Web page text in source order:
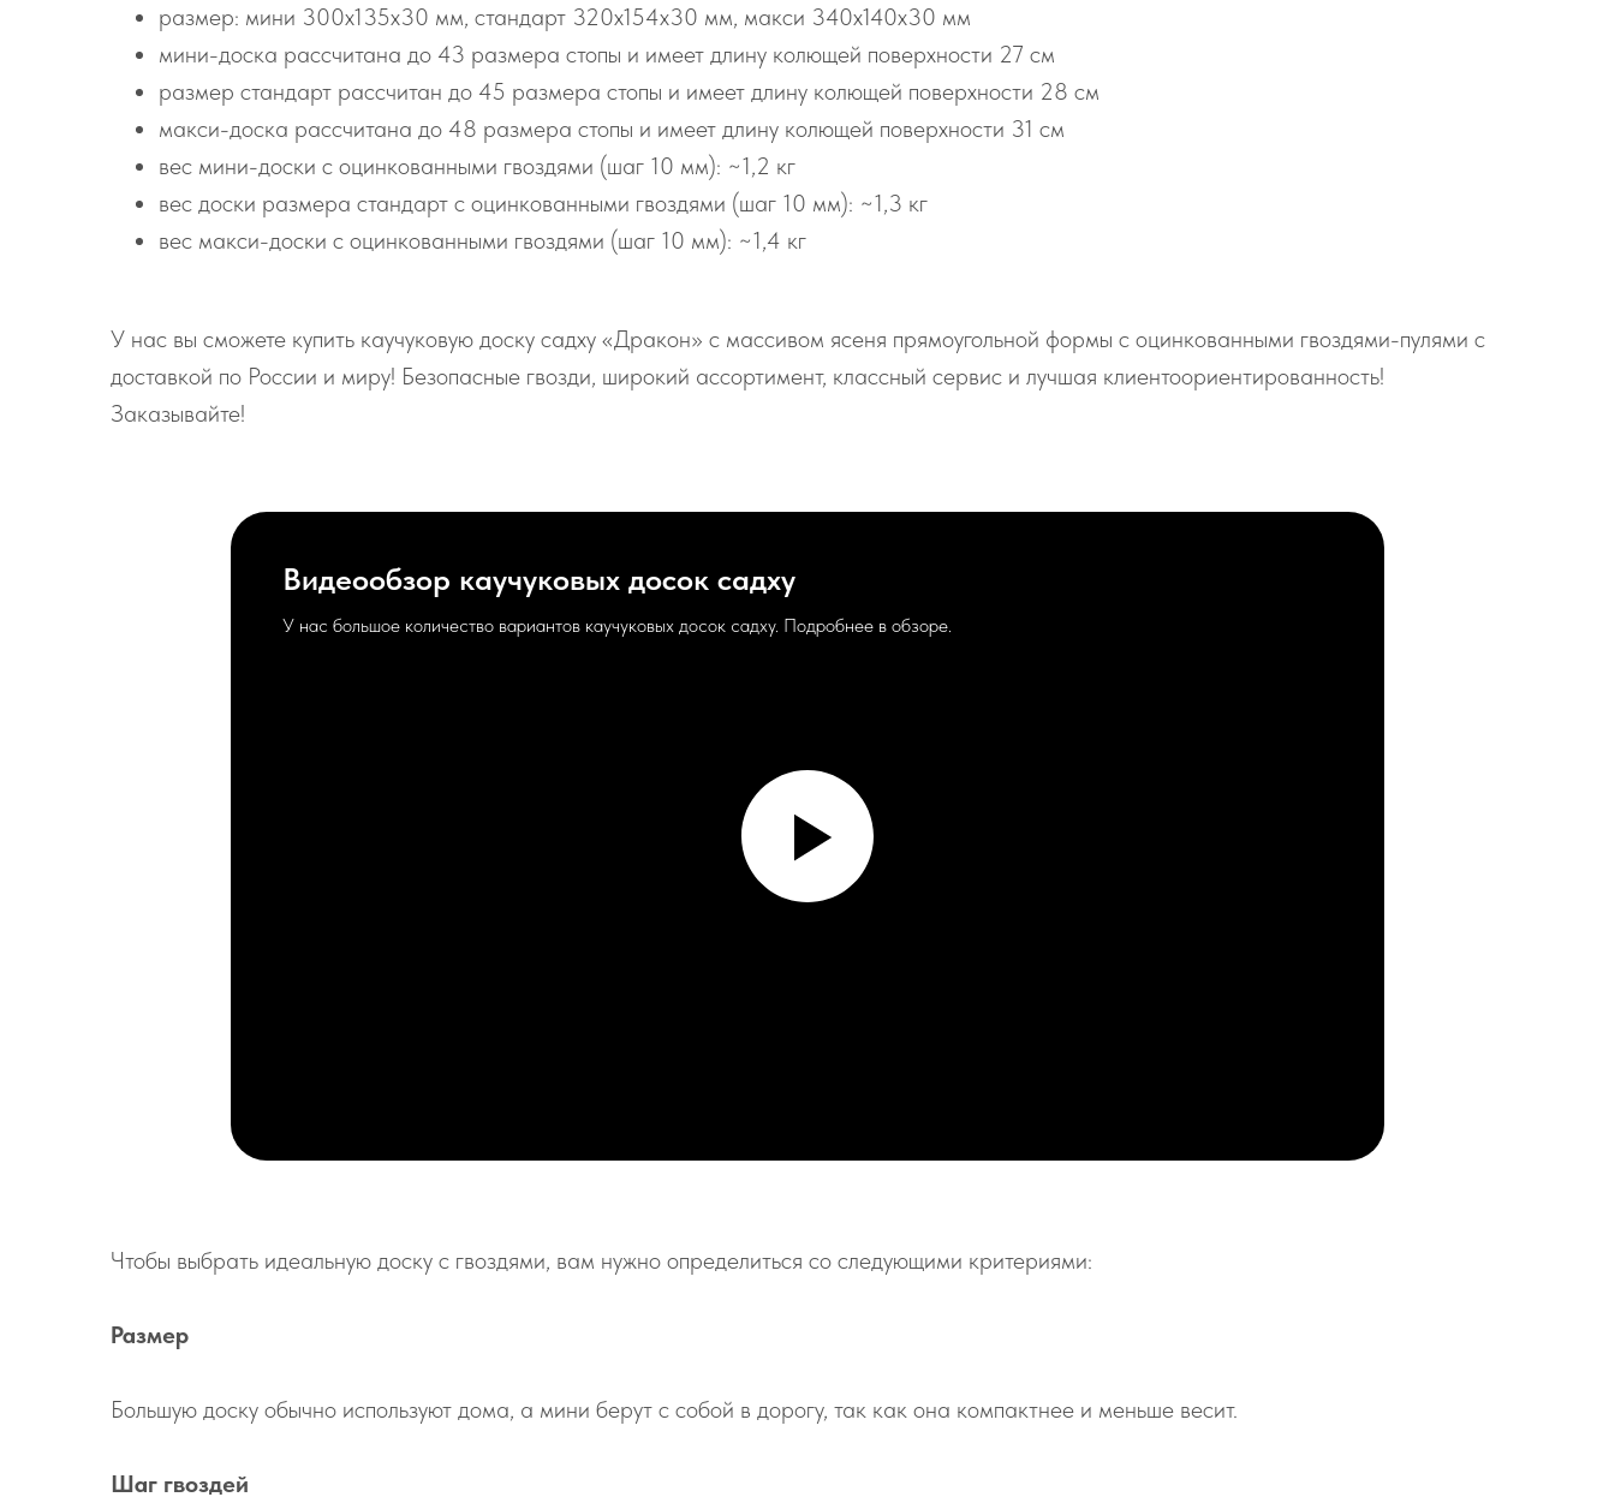
размер: мини 300х135х30 мм, стандарт 320х154х30 мм, макси 340х140х30 мм
мини-доска рассчитана до 43 размера стопы и имеет длину колющей поверхности 27 см
размер стандарт рассчитан до 45 размера стопы и имеет длину колющей поверхности 28 см
макси-доска рассчитана до 48 размера стопы и имеет длину колющей поверхности 31 см
вес мини-доски с оцинкованными гвоздями (шаг 10 мм): ~1,2 кг
вес доски размера стандарт с оцинкованными гвоздями (шаг 10 мм): ~1,3 кг
вес макси-доски с оцинкованными гвоздями (шаг 10 мм): ~1,4 кг
У нас вы сможете купить каучуковую доску садху «Дракон» с массивом ясеня прямоугольной формы с оцинкованными гвоздями-пулями с
доставкой по России и миру! Безопасные гвозди, широкий ассортимент, классный сервис и лучшая клиентоориентированность!
Заказывайте!
Видеообзор каучуковых досок садху
У нас большое количество вариантов каучуковых досок садху. Подробнее в обзоре.
Чтобы выбрать идеальную доску с гвоздями, вам нужно определиться со следующими критериями:
Размер
Большую доску обычно используют дома, а мини берут с собой в дорогу, так как она компактнее и меньше весит.
Шаг гвоздей